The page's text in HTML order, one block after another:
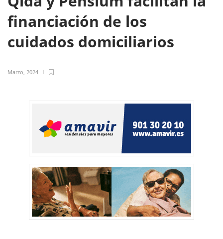
financiación de los
cuidados domiciliarios
Marzo, 2024